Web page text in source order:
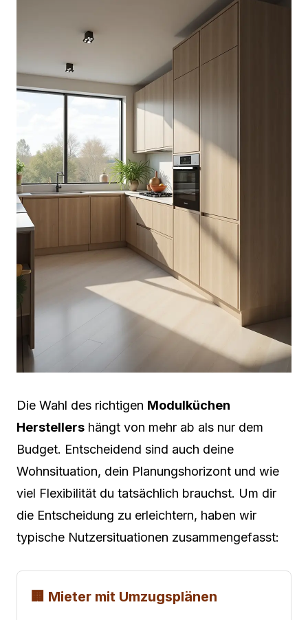
Die Wahl des richtigen Modulküchen
Herstellers hängt von mehr ab als nur dem
Budget. Entscheidend sind auch deine
Wohnsituation, dein Planungshorizont und wie
viel Flexibilität du tatsächlich brauchst. Um dir
die Entscheidung zu erleichtern, haben wir
typische Nutzersituationen zusammengefasst:
🏢 Mieter mit Umzugsplänen